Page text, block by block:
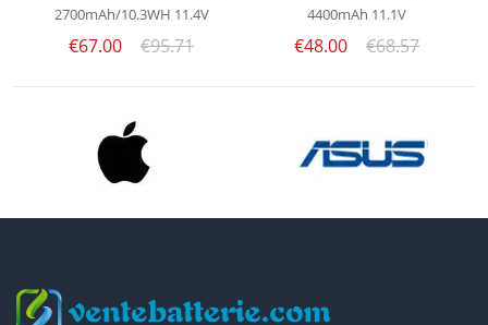
2700mAh/10.3WH 11.4V
€67.00 €95.71
4400mAh 11.1V
€48.00 €68.57